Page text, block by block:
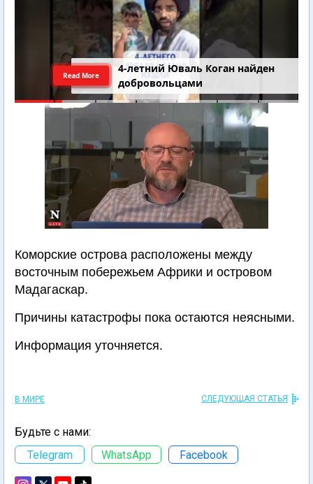
4-летний Юваль Коган найден
добровольцами
Read More
Коморские острова расположены между
восточным побережьем Африки и островом
Мадагаскар.
Причины катастрофы пока остаются неясными.
Информация уточняется.
В МИРЕ СЛЕДУЮЩАЯ СТАТЬЯ
Будьте с нами:
Telegram
WhatsApp Facebook